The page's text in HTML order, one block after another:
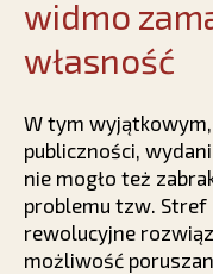
widmo
własność
W tym
publiczności,
nie mogło też
problemu tzw. Stref
rewolucyjne
możliwość